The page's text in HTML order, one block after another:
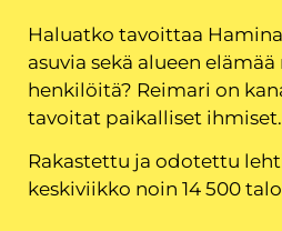
Haluatko tavoittaa
asuvia sekä alueen
henkilöitä? Reimari on
tavoitat paikalliset ihmiset.
Rakastettu ja odotettu
keskiviikko noin 14 500